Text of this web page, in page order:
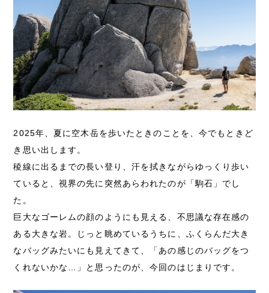
2025年、夏に空木岳を歩いたときのことを、今でもときど
き思い出します。
稜線に出るまでの長い登り、汗を拭きながらゆっくり歩い
ていると、視界の先に突然あらわれたのが「駒石」でし
た。
巨大なゴーレムの顔のようにも見える、不思議な存在感の
ある大きな岩。じっと眺めているうちに、ふくらんだ大き
なバッグみたいにも見えてきて、「あの感じのバッグをつ
くれないかな…」と思ったのが、今回のはじまりです。